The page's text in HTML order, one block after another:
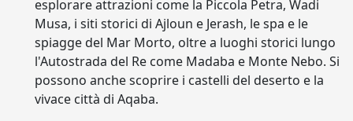
esplorare attrazioni come la Piccola Petra, Wadi
Musa, i siti storici di Ajloun e Jerash, le spa e le
spiagge del Mar Morto, oltre a luoghi storici lungo
l'Autostrada del Re come Madaba e Monte Nebo. Si
possono anche scoprire i castelli del deserto e la
vivace città di Aqaba.